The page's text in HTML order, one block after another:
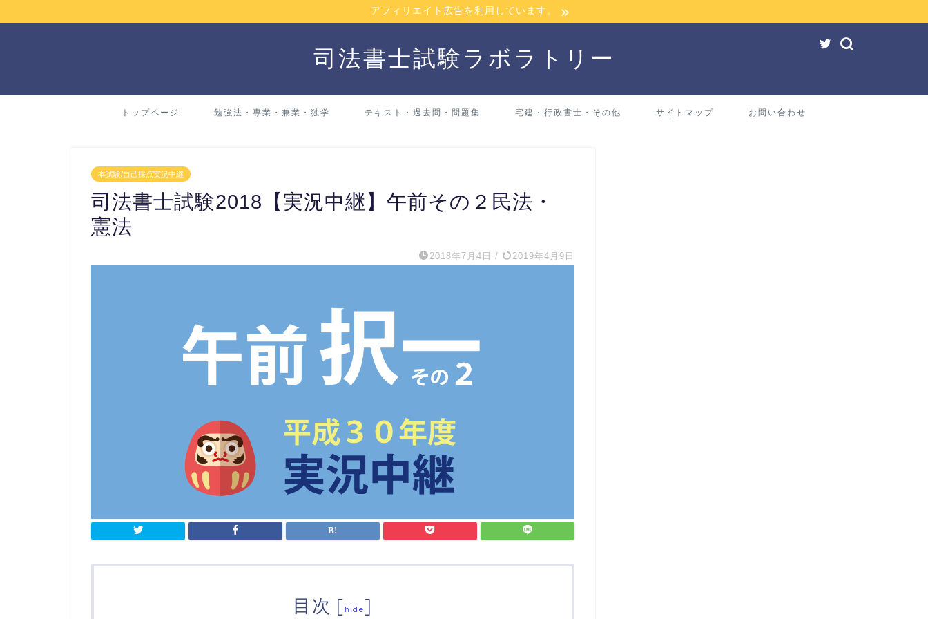
アフィリエイト広告を利用しています。
司法書士試験ラボラトリー
トップページ 勉強法・専業・兼業・独学 テキスト・過去問・問題集 宅建・行政書士・その他 サイトマップ お問い合わせ
本試験/自己採点実況中継
司法書士試験2018【実況中継】午前その２民法・
憲法
2018年7月4日 / 2019年4月9日
目次 [ hide]